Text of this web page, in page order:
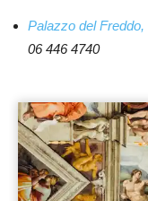
Palazzo del Freddo,
06 446 4740